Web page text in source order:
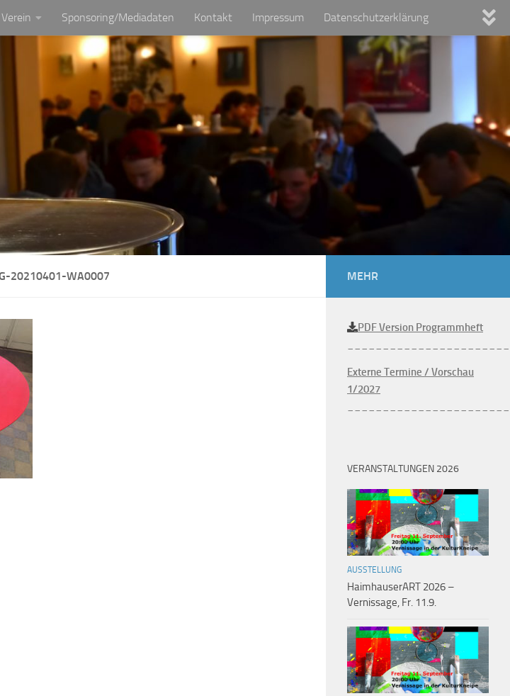
Sponsoring/Mediadaten Kontakt Impressum Datenschutzerklärung
20210401-WA0007 MEHR
PDF Version Programmheft
Externe Termine / Vorschau
1/2027
VERANSTALTUNGEN 2026
AUSSTELLUNG
HaimhauserART 2026 –
Vernissage, Fr. 11.9.